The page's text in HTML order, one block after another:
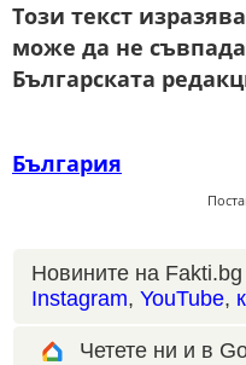
Този текст
може да не
Българската
България
Новините на
Instagram, YouTube,
Четете ни и в